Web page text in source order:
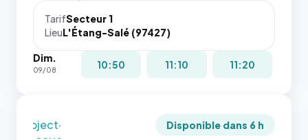
TarifSecteur 1
LieuL'Étang-Salé (97427)
Dim.
09/08 10:50 11:10 11:20
juste à
toutes les
puisque la
`object-
Disponible dans 6 h
{# 40×40
picture`,